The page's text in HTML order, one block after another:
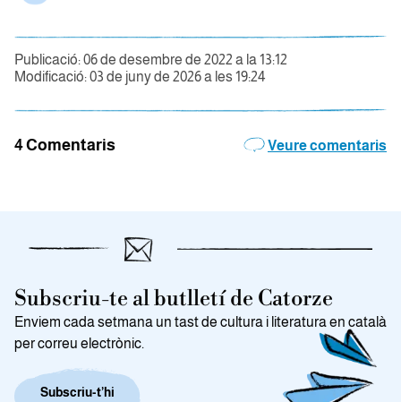
Publicació: 06 de desembre de 2022 a la 13:12
Modificació: 03 de juny de 2026 a les 19:24
4 Comentaris Veure comentaris
Subscriu-te al butlletí de Catorze
Enviem cada setmana un tast de cultura i literatura en català
per correu electrònic.
Subscriu-t’hi